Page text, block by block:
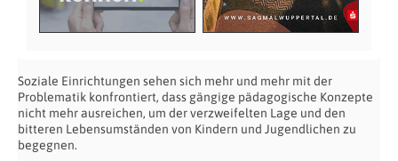
Soziale Einrichtungen sehen sich mehr und mehr mit der
Problematik konfrontiert, dass gängige pädagogische Konzepte
nicht mehr ausreichen, um der verzweifelten Lage und den
bitteren Lebensumständen von Kindern und Jugendlichen zu
begegnen.